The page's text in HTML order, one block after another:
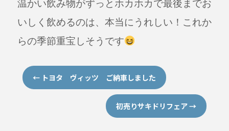
温かい飲み物がずっとホカホカで最後までお
いしく飲めるのは、本当にうれしい！ これか
らの季節重宝しそうです
←トヨタ ヴィッツ ご納車しました
初売りサキドリフェア→